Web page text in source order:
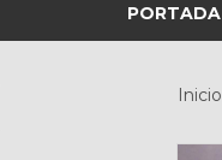
PORTADA
Inicio